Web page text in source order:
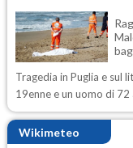
Tragedia in Puglia e sul
19enne e un uomo di
Wikimeteo